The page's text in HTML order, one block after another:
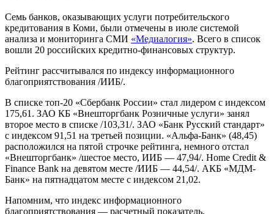
Семь банков, оказывающих услуги потребительского
кредитования в Коми, были отмечены в июле системой
анализа и мониторинга СМИ «Медиалогия». Всего в список
вошли 20 российских кредитно-финансовых структур.
Рейтинг рассчитывался по индексу информационного
благоприятствования /ИИБ/.
В списке топ-20 «Сбербанк России» стал лидером с индексом
175,61. ЗАО КБ «Внешторгбанк Розничные услуги» занял
второе место в списке /103,31/. ЗАО «Банк Русский стандарт»
с индексом 91,51 на третьей позиции. «Альфа-Банк» (48,45)
расположился на пятой строчке рейтинга, немного отстал
«Внешторгбанк» /шестое место, ИИБ — 47,94/. Home Credit &
Finance Bank на девятом месте /ИИБ — 44,54/. АКБ «МДМ-
Банк» на пятнадцатом месте с индексом 21,02.
Напомним, что индекс информационного
благоприятствования — расчетный показатель,